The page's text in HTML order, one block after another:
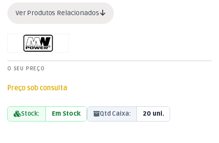
Ver Produtos Relacionados
O SEU PREÇO
Preço sob consulta
Stock: Em Stock Qtd Caixa: 20 uni.